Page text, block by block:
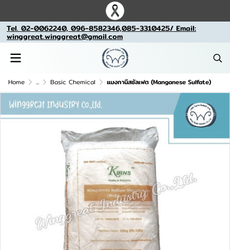
Tel. 02-0062240, 096-8582346,085-3310425/ Email:
winggreat.winggreat@gmail.com
Home ... Basic Chemical แมงกานีสซัลเฟต (Manganese Sulfate)